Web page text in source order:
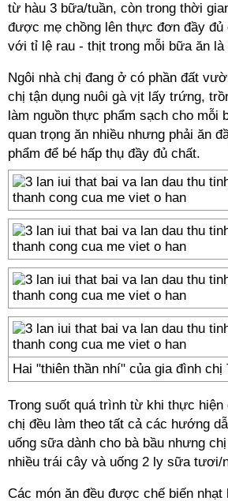
từ hàu 3 bữa/tuần, còn trong thời
được mẹ chồng lên thực đơn đầy đủ
với tỉ lệ rau - thịt trong mỗi bữa ăn là
Ngôi nhà chị đang ở có phần đất
chị tận dụng nuôi gà vịt lấy trứng,
làm nguồn thực phẩm sạch cho mỗi
quan trọng ăn nhiều nhưng phải ăn
phẩm để bé hấp thụ đầy đủ chất.
Hai "thiên thần nhí" của gia đình chị
Trong suốt quá trình từ khi thực hiện
chị đều làm theo tất cả các hướng
uống sữa dành cho bà bầu nhưng
nhiều trái cây và uống 2 ly sữa tươi/
Các món ăn đều được chế biến